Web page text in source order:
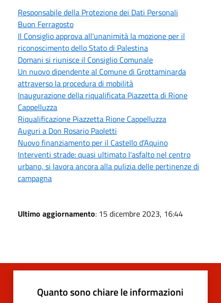
Responsabile della Protezione dei Dati Personali
Buon Ferragosto
Il Consiglio approva all'unanimità la mozione per il
riconoscimento dello Stato di Palestina
Domani si riunisce il Consiglio Comunale
Un nuovo dipendente al Comune di Grottaminarda
attraverso la procedura di mobilità
Inaugurazione della riqualificata Piazzetta di Rione
Cappelluzza
Riqualificazione Piazzetta Rione Cappelluzza
Auguri a Don Rosario Paoletti
Nuovo finanziamento per il Castello d'Aquino
Interventi strade: quasi ultimato l'asfalto nel centro
urbano, si lavora ancora alla pulizia delle pertinenze di
campagna
Ultimo aggiornamento: 15 dicembre 2023, 16:44
Quanto sono chiare le informazioni